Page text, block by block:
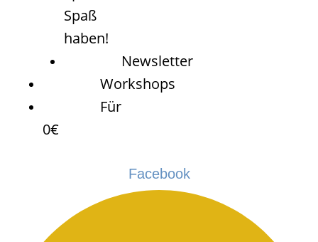
Spaß
haben!
Newsletter
Workshops
Für
0€
Facebook